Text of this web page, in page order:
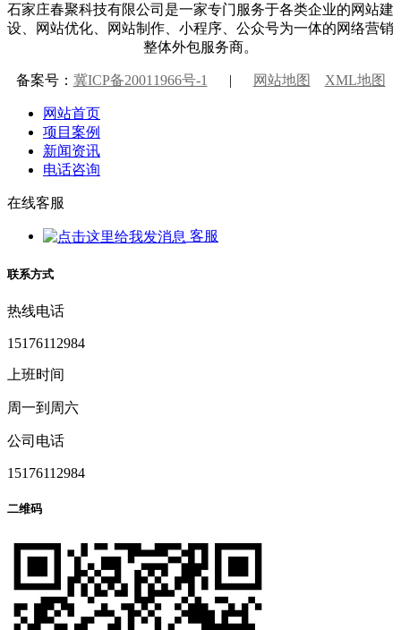
石家庄春聚科技有限公司是一家专门服务于各类企业的网站建
设、网站优化、网站制作、小程序、公众号为一体的网络营销
整体外包服务商。
备案号： 冀ICP备20011966号-1 | 网站地图 XML地图
网站首页
项目案例
新闻资讯
电话咨询
在线客服
客服
联系方式
热线电话
15176112984
上班时间
周一到周六
公司电话
15176112984
二维码